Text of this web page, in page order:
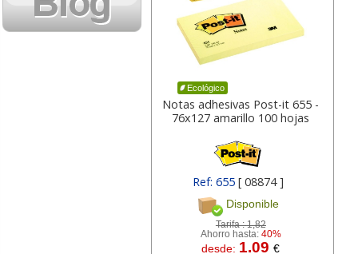
Ecológico
Notas adhesivas Post-it 655 -
76x127 amarillo 100 hojas
Ref: 655[ 08874 ]
Disponible
Tarifa :1,82
Ahorro hasta: 40%
desde: 1.09€
Cartucho HP 304 - 302
Negro, original
N9K06AE
17,99 con Iva
302XL Tricolor
capacidad